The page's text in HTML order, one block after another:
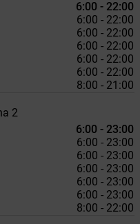
6:00 - 22:00
6:00 - 22:00
6:00 - 22:00
6:00 - 22:00
6:00 - 22:00
6:00 - 22:00
8:00 - 21:00
2
6:00 - 23:00
6:00 - 23:00
6:00 - 23:00
6:00 - 23:00
6:00 - 23:00
6:00 - 23:00
8:00 - 22:00